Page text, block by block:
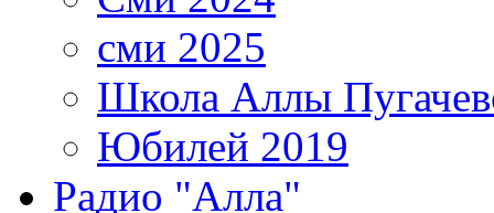
сми 2025
Школа Аллы
Юбилей 2019
Радио "Алла"